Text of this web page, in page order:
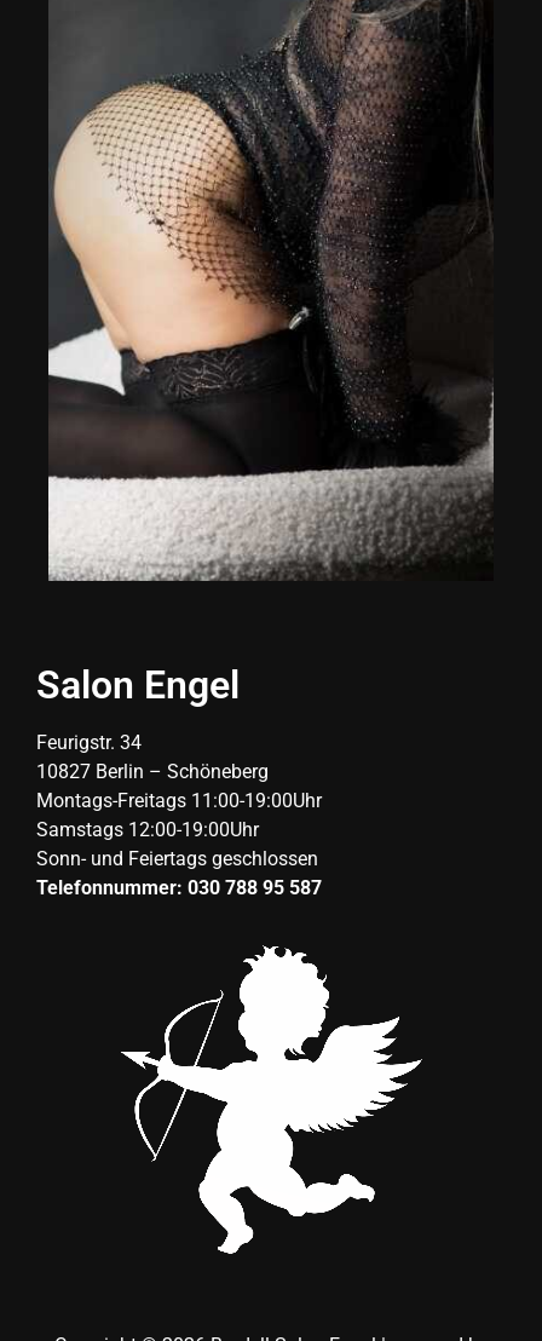
Salon Engel
Feurigstr. 34
10827 Berlin – Schöneberg
Montags-Freitags 11:00-19:00Uhr
Samstags 12:00-19:00Uhr
Sonn- und Feiertags geschlossen
Telefonnummer: 030 788 95 587